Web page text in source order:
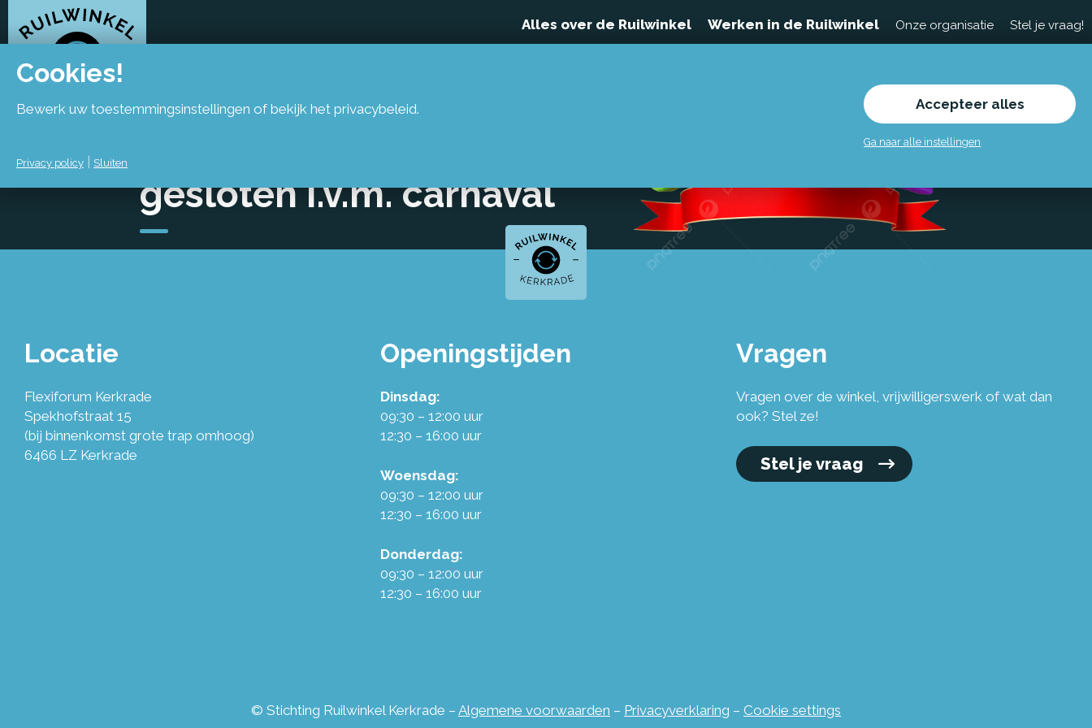
Alles over de Ruilwinkel Werken in de Ruilwinkel Onze organisatie Stel je vraag!
gesloten i.v.m. carnaval
Locatie
Flexiforum Kerkrade
Spekhofstraat 15
(bij binnenkomst grote trap omhoog)
6466 LZ Kerkrade
Openingstijden
Dinsdag:
09:30 – 12:00 uur
12:30 – 16:00 uur
Woensdag:
09:30 – 12:00 uur
12:30 – 16:00 uur
Donderdag:
09:30 – 12:00 uur
12:30 – 16:00 uur
Vragen
Vragen over de winkel, vrijwilligerswerk of wat dan
ook? Stel ze!
Stel je vraag
© Stichting Ruilwinkel Kerkrade – Algemene voorwaarden – Privacyverklaring – Cookie settings
Cookies!
Bewerk uw toestemmingsinstellingen of bekijk het privacybeleid.
Privacy policy Sluiten
Accepteer alles
Ga naar alle instellingen